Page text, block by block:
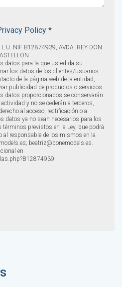
Policy *
NIF B12874939, AVDA. REY DON
datos para la que usted da su
los datos de los clientes/usuarios
de la página web de la entidad,
publicidad de productos o servicios
datos proporcionados se conservarán
y no se cederán a terceros,
al acceso, rectificación o a
datos ya no sean necesarios para los
previstos en la Ley, que podrá
al responsable de los mismos en la
beatriz@bonemodels.es.
en